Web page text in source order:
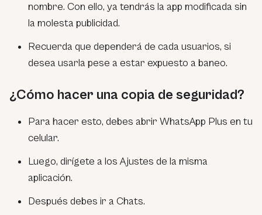
nombre. Con ello, ya tendrás la app modificada sin
la molesta publicidad.
Recuerda que dependerá de cada usuarios, si
desea usarla pese a estar expuesto a baneo.
¿Cómo hacer una copia de seguridad?
Para hacer esto, debes abrir WhatsApp Plus en tu
celular.
Luego, dirígete a los Ajustes de la misma
aplicación.
Después debes ir a Chats.